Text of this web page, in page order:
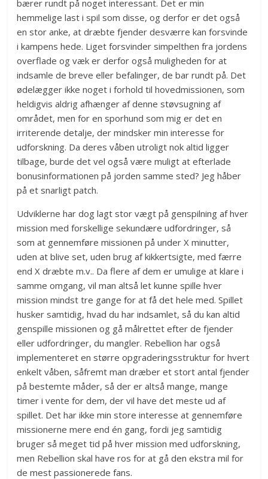
bærer rundt på noget interessant. Det er min
hemmelige last i spil som disse, og derfor er det også
en stor anke, at dræbte fjender desværre kan forsvinde
i kampens hede. Liget forsvinder simpelthen fra jordens
overflade og væk er derfor også muligheden for at
indsamle de breve eller befalinger, de bar rundt på. Det
ødelægger ikke noget i forhold til hovedmissionen, som
heldigvis aldrig afhænger af denne støvsugning af
området, men for en sporhund som mig er det en
irriterende detalje, der mindsker min interesse for
udforskning. Da deres våben utroligt nok altid ligger
tilbage, burde det vel også være muligt at efterlade
bonusinformationen på jorden samme sted? Jeg håber
på et snarligt patch.
Udviklerne har dog lagt stor vægt på genspilning af hver
mission med forskellige sekundære udfordringer, så
som at gennemføre missionen på under X minutter,
uden at blive set, uden brug af kikkertsigte, med færre
end X dræbte m.v.. Da flere af dem er umulige at klare i
samme omgang, vil man altså let kunne spille hver
mission mindst tre gange for at få det hele med. Spillet
husker samtidig, hvad du har indsamlet, så du kan altid
genspille missionen og gå målrettet efter de fjender
eller udfordringer, du mangler. Rebellion har også
implementeret en større opgraderingsstruktur for hvert
enkelt våben, såfremt man dræber et stort antal fjender
på bestemte måder, så der er altså mange, mange
timer i vente for dem, der vil have det meste ud af
spillet. Det har ikke min store interesse at gennemføre
missionerne mere end én gang, fordi jeg samtidig
bruger så meget tid på hver mission med udforskning,
men Rebellion skal have ros for at gå den ekstra mil for
de mest passionerede fans.